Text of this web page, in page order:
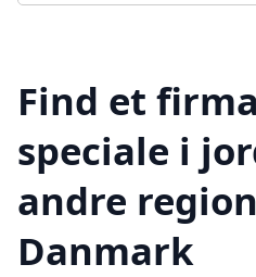
Find et
speciale i
andre
Danmark